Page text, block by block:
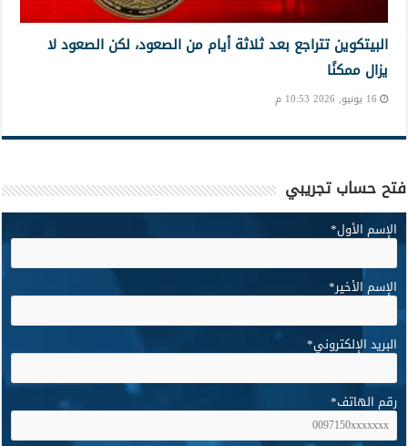
البيتكوين تتراجع بعد ثلاثة أيام من الصعود، لكن الصعود لا
يزال ممكنًا
16 يونيو, 2026 10:53 م
فتح حساب تجريبي
الإسم الأول*
الإسم الأخير*
البريد الإلكتروني*
رقم الهاتف*